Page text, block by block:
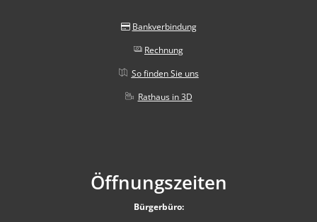
Bankverbindung
Rechnung
So finden Sie uns
Rathaus in 3D
Öffnungszeiten
Bürgerbüro: